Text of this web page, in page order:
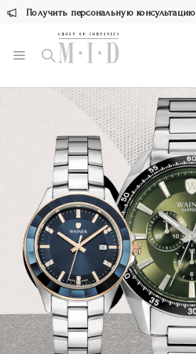
Получить персональную консультацию